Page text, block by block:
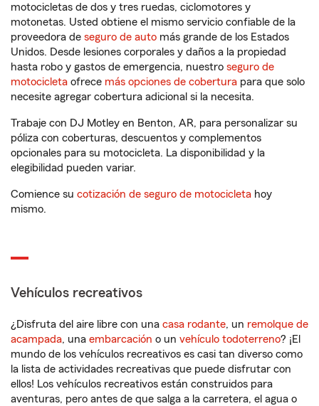
motocicletas de dos y tres ruedas, ciclomotores y
motonetas. Usted obtiene el mismo servicio confiable de la
proveedora de seguro de auto más grande de los Estados
Unidos. Desde lesiones corporales y daños a la propiedad
hasta robo y gastos de emergencia, nuestro seguro de
motocicleta ofrece más opciones de cobertura para que solo
necesite agregar cobertura adicional si la necesita.
Trabaje con DJ Motley en Benton, AR, para personalizar su
póliza con coberturas, descuentos y complementos
opcionales para su motocicleta. La disponibilidad y la
elegibilidad pueden variar.
Comience su cotización de seguro de motocicleta hoy
mismo.
Vehículos recreativos
¿Disfruta del aire libre con una casa rodante, un remolque de
acampada, una embarcación o un vehículo todoterreno? ¡El
mundo de los vehículos recreativos es casi tan diverso como
la lista de actividades recreativas que puede disfrutar con
ellos! Los vehículos recreativos están construidos para
aventuras, pero antes de que salga a la carretera, el agua o